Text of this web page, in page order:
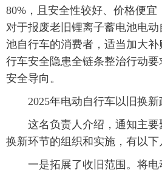
80%，且安全性较好、价格便宜
对于报废老旧锂离子蓄电池电
池自行车的消费者，适当加大
行车安全隐患全链条整治行动
安全导向。
2025年电动自行车以旧换新
这名负责人介绍，通知主要
换新环节的组织和实施，有以下
一是拓展了收旧范围。将电